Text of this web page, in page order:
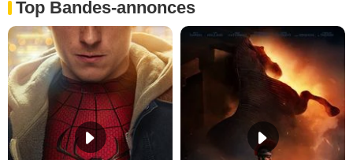
Top Bandes-annonces